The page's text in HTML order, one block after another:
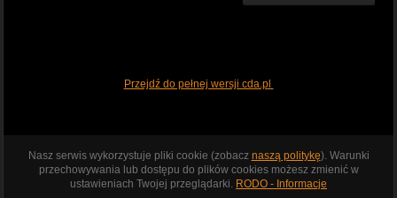
Przejdź do pełnej wersji cda.pl
Nasz serwis wykorzystuje pliki cookie (zobacz naszą politykę). Warunki
przechowywania lub dostępu do plików cookies możesz zmienić w
ustawieniach Twojej przeglądarki. RODO - Informacje